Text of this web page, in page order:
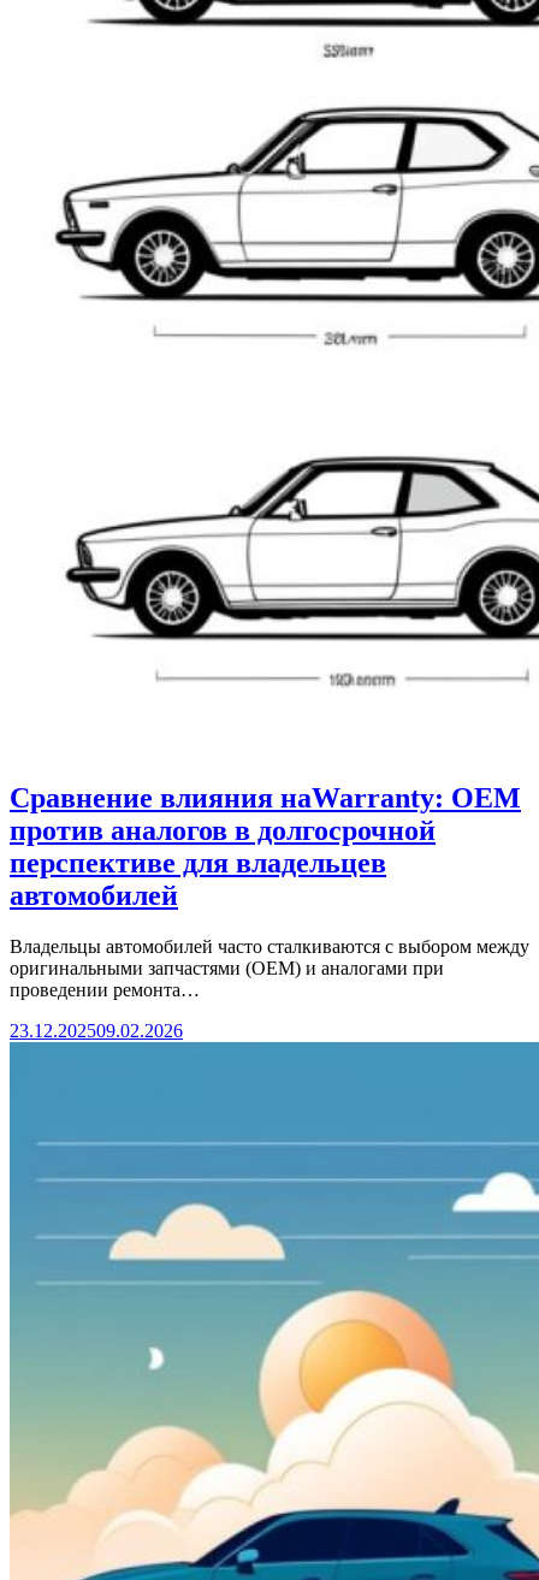
Сравнение влияния наWarranty: OEM
против аналогов в долгосрочной
перспективе для владельцев
автомобилей
Владельцы автомобилей часто сталкиваются с выбором между
оригинальными запчастями (OEM) и аналогами при
проведении ремонта…
23.12.202509.02.2026